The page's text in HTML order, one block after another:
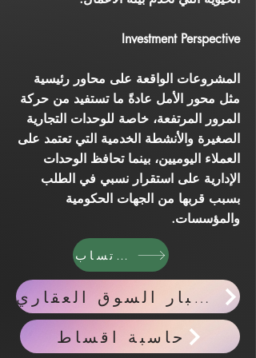
Investment Perspective
المشروعات الواقعة على محاور رئيسية
مثل محور الأمل عادةً ما تستفيد من حركة
المرور المرتفعة، خاصة للوحدات التجارية
الصغيرة والأنشطة الخدمية التي تعتمد على
العملاء اليوميين، بينما تحافظ الوحدات
الإدارية على استقرار نسبي في الطلب
بسبب قربها من الجهات الحكومية
والمؤسسات.
واتساب
احدث اخبار السوق العقاري
حاسبة اقساط